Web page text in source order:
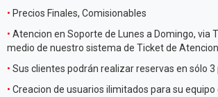
• Precios Finales, Comisionables
• Atencion en Soporte de Lunes a Domingo, via
medio de nuestro sistema de Ticket de
• Sus clientes podrán realizar reservas en sólo 3
• Creacion de usuarios ilimitados para su equipo